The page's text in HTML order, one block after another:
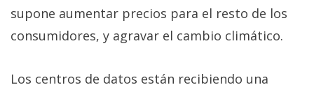
supone aumentar precios para el resto de los
consumidores, y agravar el cambio climático.
Los centros de datos están recibiendo una